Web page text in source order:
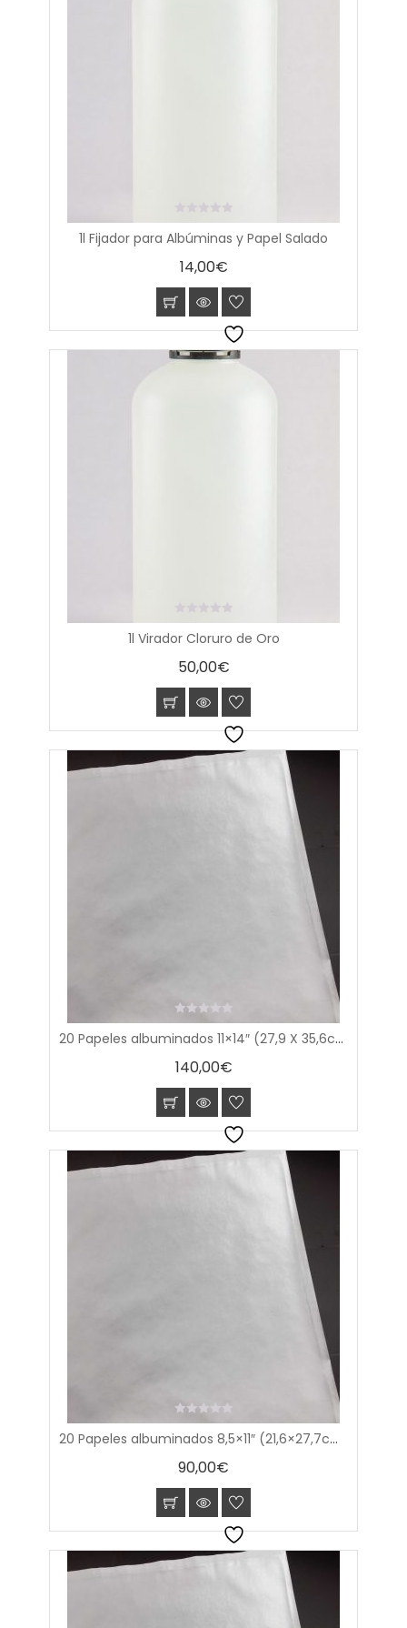
1l Fijador para Albúminas y Papel Salado
0
out
14,00€
1l Virador Cloruro de Oro
0
out
550,00€
20 Papeles albuminados 11×14″ (27,9 X 35,6cm)
0
out
5140,00€
20 Papeles albuminados 8,5×11″ (21,6×27,7cm)
0
out
590,00€